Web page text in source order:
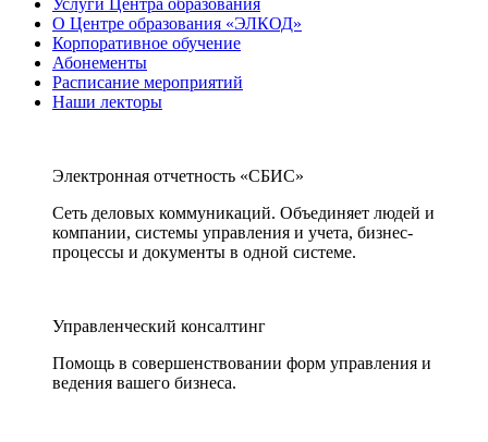
Услуги Центра образования
О Центре образования «ЭЛКОД»
Корпоративное обучение
Абонементы
Расписание мероприятий
Наши лекторы
Электронная отчетность «СБИС»
Сеть деловых коммуникаций. Объединяет людей и
компании, системы управления и учета, бизнес-
процессы и документы в одной системе.
Управленческий консалтинг
Помощь в совершенствовании форм управления и
ведения вашего бизнеса.